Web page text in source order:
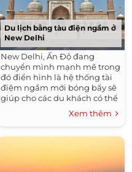
Du lịch bằng tàu điện ngầm ở
New Delhi
New Delhi, Ấn Độ đang
chuyển mình mạnh mẽ trong
đó điển hình là hệ thống tài
điệm ngầm mới bóng bẩy sẽ
giúp cho các du khách có thể
thoải mái hơn trong việc đi
lại, thoát khỏi hẳn những bụi
bặm và nóng bức trên mặt
đất.
Xem thêm